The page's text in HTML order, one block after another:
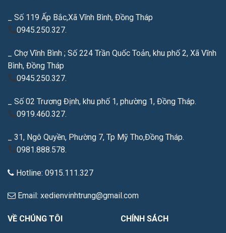
_ Số 119 Ấp Bắc,Xã Vĩnh Bình, Đồng Tháp
0945.250.327.
_ Chợ Vĩnh Bình ; Số 224 Trần Quốc Toản, khu phố 2, Xã Vĩnh
Bình, Đồng Tháp
0945.250.327.
_ Số 02 Trương Định, khu phố 1, phường 1, Đồng Tháp.
0919.460.327.
_ 31, Ngô Quyền, Phường 7, Tp Mỹ Tho,Đồng Tháp.
0981.888.578.
Hotline: 0915.111.327
Email: xedienvinhtrung@gmail.com
VỀ CHÚNG TÔI CHÍNH SÁCH